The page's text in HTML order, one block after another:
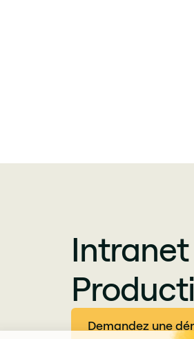
Intranet
Demandez une